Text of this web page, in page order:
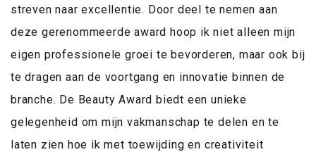
streven naar excellentie. Door deel te nemen aan
deze gerenommeerde award hoop ik niet alleen mijn
eigen professionele groei te bevorderen, maar ook bij
te dragen aan de voortgang en innovatie binnen de
branche. De Beauty Award biedt een unieke
gelegenheid om mijn vakmanschap te delen en te
laten zien hoe ik met toewijding en creativiteit